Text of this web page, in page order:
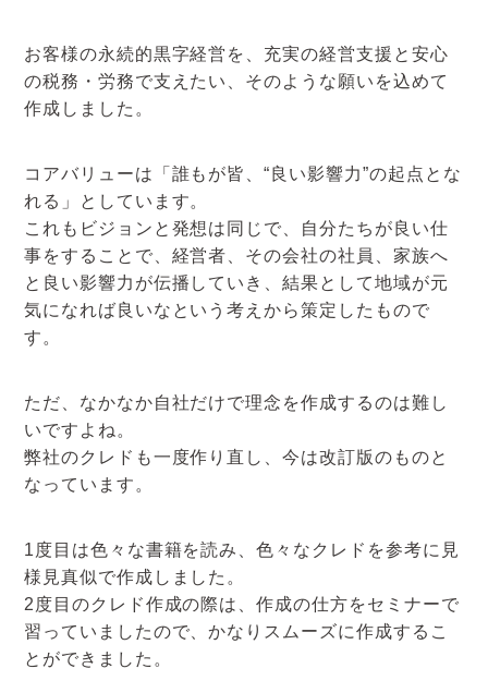
お客様の永続的黒字経営を、充実の経営支援と安心
の税務・労務で支えたい、そのような願いを込めて
作成しました。
コアバリューは「誰もが皆、“良い影響力”の起点とな
れる」としています。
これもビジョンと発想は同じで、自分たちが良い仕
事をすることで、経営者、その会社の社員、家族へ
と良い影響力が伝播していき、結果として地域が元
気になれば良いなという考えから策定したもので
す。
ただ、なかなか自社だけで理念を作成するのは難し
いですよね。
弊社のクレドも一度作り直し、今は改訂版のものと
なっています。
1度目は色々な書籍を読み、色々なクレドを参考に見
様見真似で作成しました。
2度目のクレド作成の際は、作成の仕方をセミナーで
習っていましたので、かなりスムーズに作成するこ
とができました。